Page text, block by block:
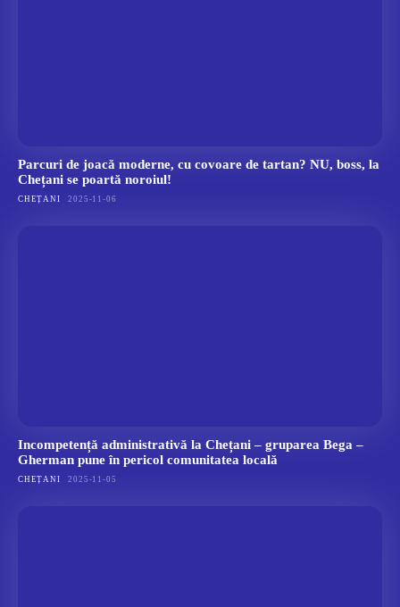
Parcuri de joacă moderne, cu covoare de tartan? NU, boss, la
Chețani se poartă noroiul!
CHEȚANI 2025-11-06
Incompetență administrativă la Chețani – gruparea Bega –
Gherman pune în pericol comunitatea locală
CHEȚANI 2025-11-05